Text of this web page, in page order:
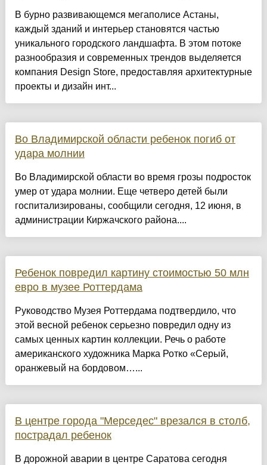
​В бурно развивающемся мегаполисе Астаны,
каждый зданий и интерьер становятся частью
уникального городского ландшафта. В этом потоке
разнообразия и современных трендов выделяется
компания Design Store, предоставляя архитектурные
проекты и дизайн инт...
Во Владимирской области ребенок погиб от
удара молнии
Во Владимирской области во время грозы подросток
умер от удара молнии. Еще четверо детей были
госпитализированы, сообщили сегодня, 12 июня, в
администрации Киржачского района....
Ребенок повредил картину стоимостью 50 млн
евро в музее Роттердама
Руководство Музея Роттердама подтвердило, что
этой весной ребенок серьезно повредил одну из
самых ценных картин коллекции. Речь о работе
американского художника Марка Ротко «Серый,
оранжевый на бордовом…...
В центре города "Мерседес" врезался в столб,
пострадал ребенок
В дорожной аварии в центре Саратова сегодня